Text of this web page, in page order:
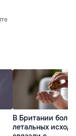
В Британии
летальных